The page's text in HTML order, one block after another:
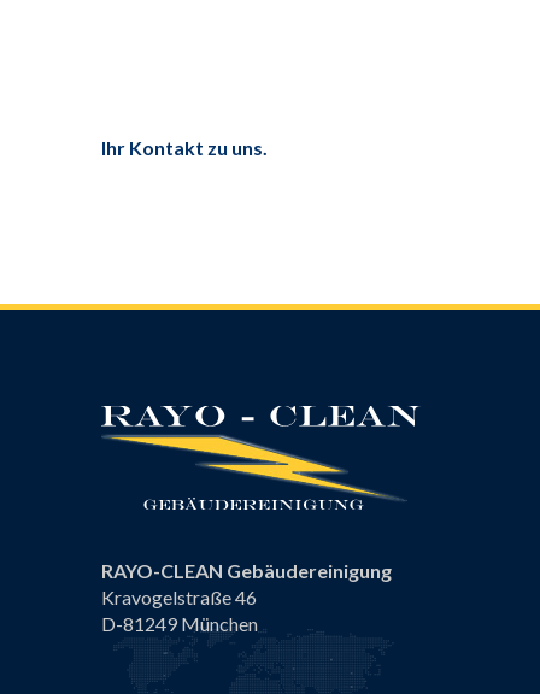
Ihr Kontakt zu uns.
RAYO-CLEAN Gebäudereinigung
Kravogelstraße 46
D-81249 München